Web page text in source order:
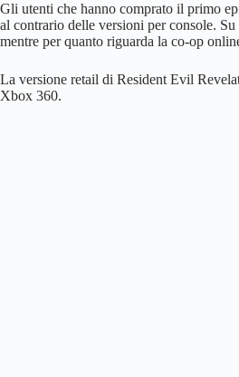
Gli utenti che hanno comprato il primo
al contrario delle versioni per console.
mentre per quanto riguarda la co-op
La versione retail di Resident Evil
Xbox 360.